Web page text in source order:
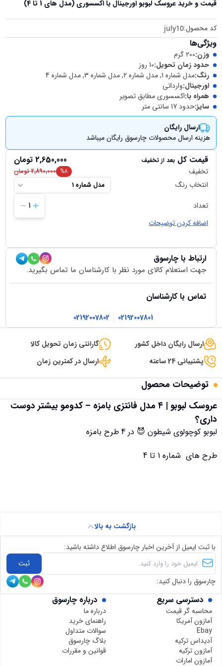
قیمت و خریدعروسک لبوبو اورجینال با اکسسوری (مدل های 1 تا 4)
کد محصول:july10
ویژگی‌ها
وزن:200 گرم
حدود زمان تحویل:10 روز
رنگ:مدل شماره 1, مدل شماره 2, مدل شماره 3, مدل شماره 4
اورجینال:وارداتی
همراه با:اکسسوری مطابق تصویر
سایز:حدود 17 سانتی متر
ارسال رایگان
هزینه ارسال محصولات چارسوق رایگان میباشد
قیمت کل بعد از تخفیف 2,650,000 تومان
تخفیف %8
2,890,000 تومان
انتخاب رنگ مدل شماره 1
تعداد
1
اضافه کردن توضیحات
ارتباط با چارسوق
جهت استعلام کالای مورد نظر با کارشناسان ما تماس بگیرید.
تماس با کارشناسان
02192007801
02192007802
ارسال رایگان داخل کشور
گارانتی زمان تحویل کالا
پشتیبانی 24 ساعته
ارسال در کمترین زمان
توضیحات محصول
عروسک لبوبو | ۴ مدل فانتزی بامزه – کدومو بیشتر دوست
داری؟
لبوبو کوچولوی شیطون 😈 در 4 طرح بامزه
طرح های شماره 1 تا 4
دسترسی سریع
محاسبه گر قیمت
آمازون آمریکا
Ebay
آدیداس ترکیه
آمازون ترکیه
آمازون امارات
درباره چارسوق
درباره ما
راهنمای خرید
سوالات متداول
بلاگ چارسوق
قوانین و مقررات
بازگشت به بالا
با ثبت ایمیل از آخرین اخبار چارسوق اطلاع داشته باشید:
ثبت
چارسوق را دنبال کنید: